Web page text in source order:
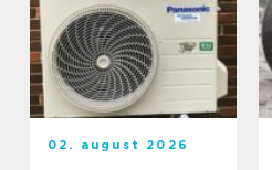
02. august 2026